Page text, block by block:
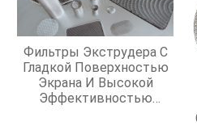
Фильтры Экструдера С
Гладкой Поверхностью
Экрана И Высокой
Эффективностью